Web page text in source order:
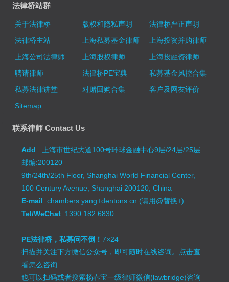
法律桥站群
关于法律桥 版权和隐私声明
法律桥严正声明
法律桥主站
上海私募基金律师
上海投资并购律师
上海公司法律师
上海股权律师
上海投融资律师
聘请律师
法律桥PE宝典
私募基金风控合集
私募法律讲堂
对赌回购合集
客户及网友评价
Sitemap
联系律师 Contact Us
Add: 上海市世纪大道100号环球金融中心9层/24层/25层
邮编:200120
9th/24th/25th Floor, Shanghai World Financial Center,
100 Century Avenue, Shanghai 200120, China
E-mail: chambers.yang+dentons.cn (请用@替换+)
Tel/WeChat: 1390 182 6830
PE法律桥，私募问不倒！7×24
扫描并关注下方微信公众号，即可随时在线咨询。 点击查
看怎么咨询
也可以扫码或者搜索杨春宝一级律师微信(lawbridge)咨询